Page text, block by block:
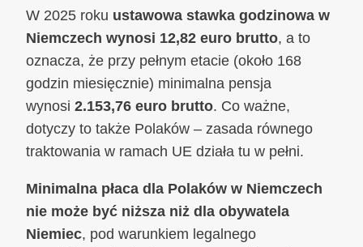
W 2025 roku ustawowa stawka godzinowa w
Niemczech wynosi 12,82 euro brutto, a to
oznacza, że przy pełnym etacie (około 168
godzin miesięcznie) minimalna pensja
wynosi 2.153,76 euro brutto. Co ważne,
dotyczy to także Polaków – zasada równego
traktowania w ramach UE działa tu w pełni.
Minimalna płaca dla Polaków w Niemczech
nie może być niższa niż dla obywatela
Niemiec, pod warunkiem legalnego